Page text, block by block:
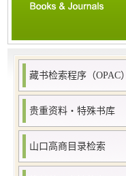
藏书检索程序（OPAC）
贵重资料・特殊书库
山口高商目录检索